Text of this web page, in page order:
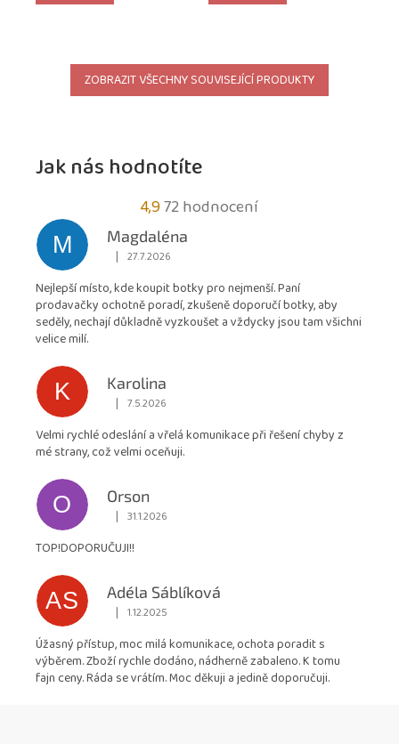
ZOBRAZIT VŠECHNY SOUVISEJÍCÍ PRODUKTY
Jak nás hodnotíte
4,9Průměrné
hodnocení
obchodu
4,9
z
72 hodnocení
M
Magdaléna
Hodnocení obchodu je 5 z 5 hvězdiček.
| 27.7.2026
Nejlepší místo, kde koupit botky pro nejmenší. Paní
prodavačky ochotně poradí, zkušeně doporučí botky, aby
seděly, nechají důkladně vyzkoušet a vždycky jsou tam všichni
velice milí.
K
Karolina
Hodnocení obchodu je 5 z 5 hvězdiček.
| 7.5.2026
Velmi rychlé odeslání a vřelá komunikace při řešení chyby z
mé strany, což velmi oceňuji.
O
Orson
Hodnocení obchodu je 5 z 5 hvězdiček.
| 31.1.2026
TOP!DOPORUČUJI!!
AS
Adéla Sáblíková
Hodnocení obchodu je 5 z 5 hvězdiček.
| 1.12.2025
Úžasný přístup, moc milá komunikace, ochota poradit s
výběrem. Zboží rychle dodáno, nádherně zabaleno. K tomu
fajn ceny. Ráda se vrátím. Moc děkuji a jedině doporučuji.